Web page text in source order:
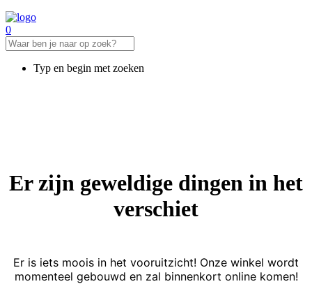
0
Typ en begin met zoeken
Er zijn geweldige dingen in het
verschiet
Er is iets moois in het vooruitzicht! Onze winkel wordt
momenteel gebouwd en zal binnenkort online komen!